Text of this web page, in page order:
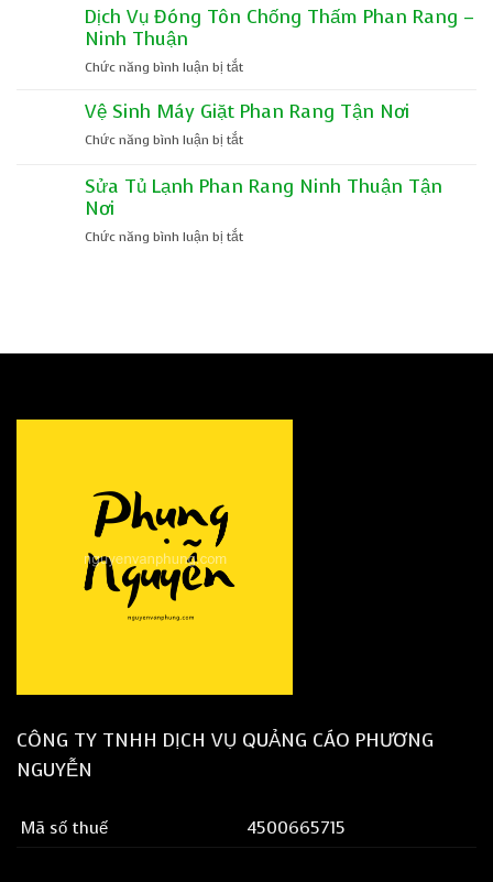
Phan
–
Vụ
Nghiệp
Ninh
Hot
Dịch Vụ Đóng Tôn Chống Thấm Phan Rang –
Ninh Thuận
Chức năng bình luận bị tắtở
Vụ
Tôn
Thấm
Rang
Vệ Sinh Máy Giặt Phan Rang Tận Nơi
Chức năng bình luận bị tắtở
Sinh
Phan
Sửa Tủ Lạnh Phan Rang Ninh Thuận Tận
Nơi
Chức năng bình luận bị tắtở
Nơi
CÔNG TY TNHH DỊCH VỤ QUẢNG CÁO PHƯƠNG
NGUYỄN
Mã số thuế 4500665715